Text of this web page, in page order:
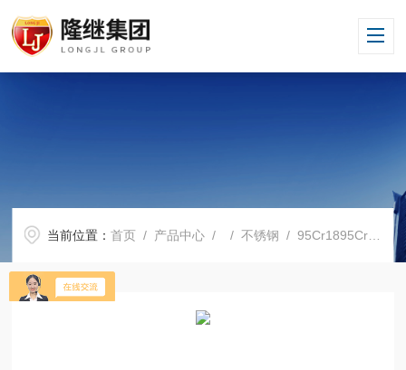
当前位置：首页 / 产品中心 / /不锈钢 / 95Cr1895Cr18不锈钢成分95Cr18哪家便宜